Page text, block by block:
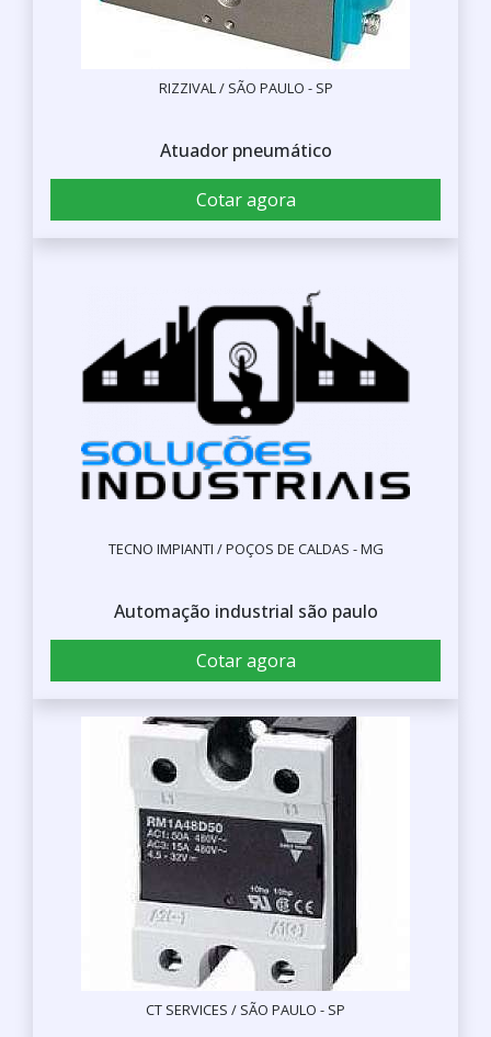
RIZZIVAL / SÃO PAULO - SP
Atuador pneumático
Cotar agora
TECNO IMPIANTI / POÇOS DE CALDAS - MG
Automação industrial são paulo
Cotar agora
CT SERVICES / SÃO PAULO - SP